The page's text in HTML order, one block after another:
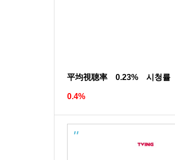
平均視聴率 0.23% 시청률
0.4%